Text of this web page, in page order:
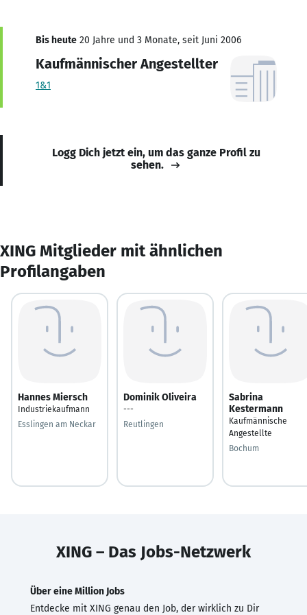
Bis heute 20 Jahre und 3 Monate, seit Juni 2006
Kaufmännischer Angestellter
1&1
Logg Dich jetzt ein, um das ganze Profil zu
sehen.
XING Mitglieder mit ähnlichen
Profilangaben
Hannes Miersch
Industriekaufmann
Esslingen am Neckar
Dominik Oliveira
---
Reutlingen
Sabrina
Kestermann
Kaufmännische
Angestellte
Bochum
XING – Das Jobs-Netzwerk
Über eine Million Jobs
Entdecke mit XING genau den Job, der wirklich zu Dir